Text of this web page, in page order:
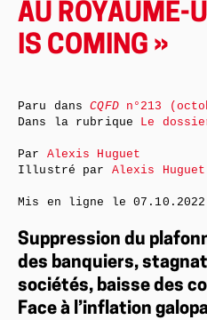
AU ROYAUME-
IS COMING »
Suppression du
des banquiers,
sociétés, baisse des
Face à l’inflation
Paru dansCQFDn°213
Dans la rubrique Le
Par Alexis Huguet
Illustré par Alexis Huguet
Mis en ligne le07.10.2022